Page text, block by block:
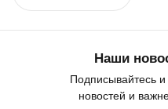
Наши
Подписывайтесь и
новостей и